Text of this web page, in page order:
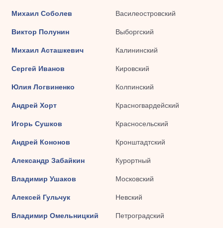
Михаил Соболев Василеостровский
Виктор Полунин Выборгский
Михаил Асташкевич Калининский
Сергей Иванов Кировский
Юлия Логвиненко Колпинский
Андрей Хорт Красногвардейский
Игорь Сушков Красносельский
Андрей Кононов Кронштадтский
Александр Забайкин Курортный
Владимир Ушаков Московский
Алексей Гульчук Невский
Владимир Омельницкий Петроградский